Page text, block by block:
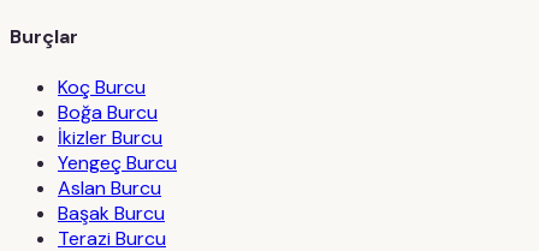
Burçlar
Koç Burcu
Boğa Burcu
İkizler Burcu
Yengeç Burcu
Aslan Burcu
Başak Burcu
Terazi Burcu